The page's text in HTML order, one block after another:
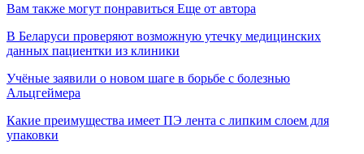
Вам также могут понравиться Еще от автора
В Беларуси проверяют возможную утечку медицинских
данных пациентки из клиники
Учёные заявили о новом шаге в борьбе с болезнью
Альцгеймера
Какие преимущества имеет ПЭ лента с липким слоем для
упаковки